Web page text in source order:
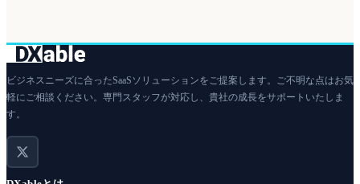
ビジネスニーズに合ったSaaSソリューションをご提案します。ご不明な点はお気
軽にご相談ください。専門スタッフが対応し、貴社の成長をサポートいたしま
す。